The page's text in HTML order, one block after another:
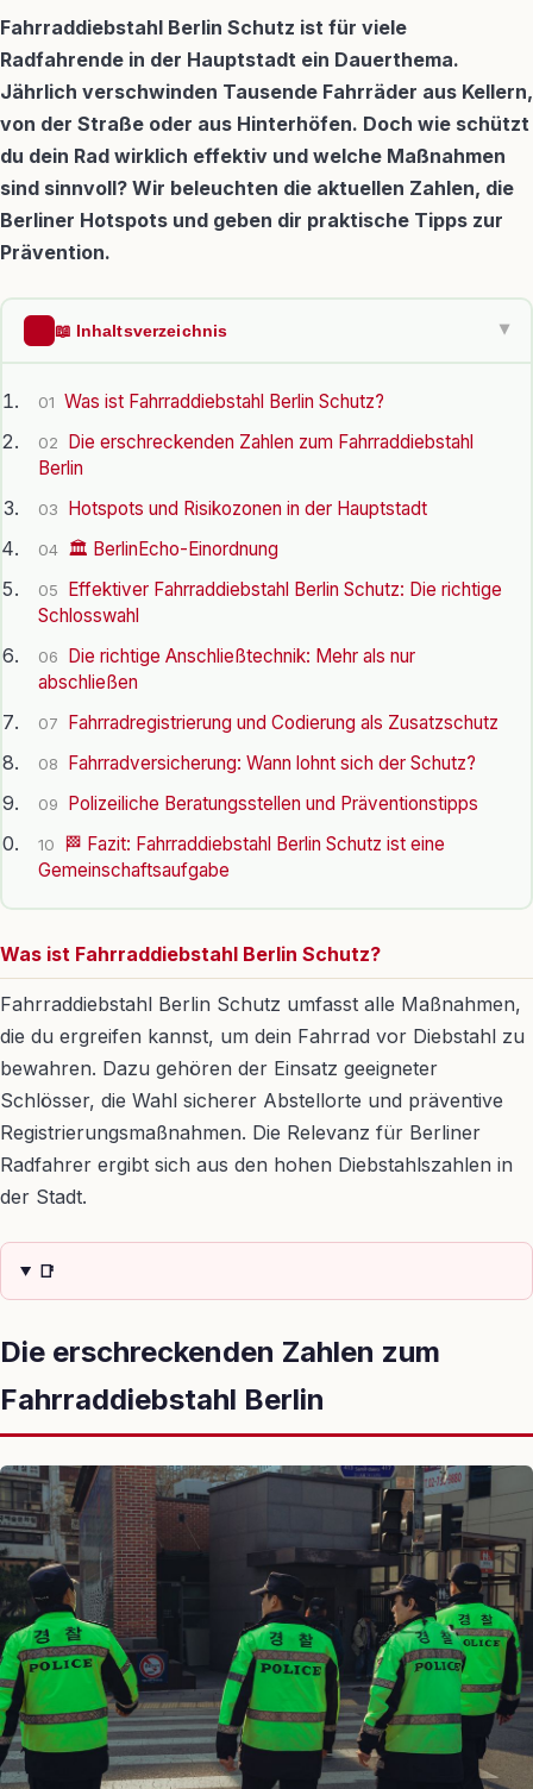
Fahrraddiebstahl Berlin Schutz ist für viele
Radfahrende in der Hauptstadt ein Dauerthema.
Jährlich verschwinden Tausende Fahrräder aus Kellern,
von der Straße oder aus Hinterhöfen. Doch wie schützt
du dein Rad wirklich effektiv und welche Maßnahmen
sind sinnvoll? Wir beleuchten die aktuellen Zahlen, die
Berliner Hotspots und geben dir praktische Tipps zur
Prävention.
📖 Inhaltsverzeichnis ▶
01 Was ist Fahrraddiebstahl Berlin Schutz?
02
Die erschreckenden Zahlen zum Fahrraddiebstahl
Berlin
03 Hotspots und Risikozonen in der Hauptstadt
04 🏛️ BerlinEcho-Einordnung
05
Effektiver Fahrraddiebstahl Berlin Schutz: Die richtige
Schlosswahl
06
Die richtige Anschließtechnik: Mehr als nur
abschließen
07 Fahrradregistrierung und Codierung als Zusatzschutz
08 Fahrradversicherung: Wann lohnt sich der Schutz?
09 Polizeiliche Beratungsstellen und Präventionstipps
10
🏁 Fazit: Fahrraddiebstahl Berlin Schutz ist eine
Gemeinschaftsaufgabe
Was ist Fahrraddiebstahl Berlin Schutz?
Fahrraddiebstahl Berlin Schutz umfasst alle Maßnahmen,
die du ergreifen kannst, um dein Fahrrad vor Diebstahl zu
bewahren. Dazu gehören der Einsatz geeigneter
Schlösser, die Wahl sicherer Abstellorte und präventive
Registrierungsmaßnahmen. Die Relevanz für Berliner
Radfahrer ergibt sich aus den hohen Diebstahlszahlen in
der Stadt.
📑
Die erschreckenden Zahlen zum
Fahrraddiebstahl Berlin